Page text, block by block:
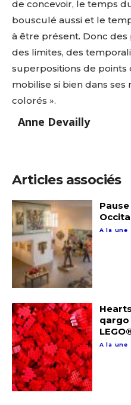
de concevoir, le temps
bousculé aussi et le
à être présent. Donc des
des limites, des
superpositions de points
mobilise si bien dans
colorés ».
Anne Devailly
Articles associés
A la une
qargo
A la une